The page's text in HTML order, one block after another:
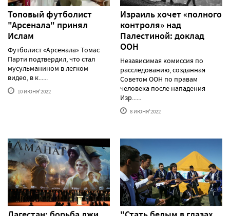
Топовый футболист
"Арсенала" принял
Ислам
Футболист «Арсенала» Томас
Парти подтвердил, что стал
мусульманином в легком
видео, в к......
10 ИЮНЯ'2022
Израиль хочет «полного
контроля» над
Палестиной: доклад
ООН
Независимая комиссия по
расследованию, созданная
Советом ООН по правам
человека после нападения
Изр......
8 ИЮНЯ'2022